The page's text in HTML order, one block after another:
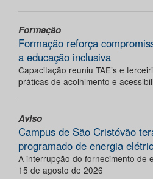
Formação
Formação reforça
a educação inclusiva
Capacitação reuniu TAE’s e
práticas de acolhimento e
Aviso
Campus de São Cristóvão
programado de energia
A interrupção do fornecimento de
15 de agosto de 2026